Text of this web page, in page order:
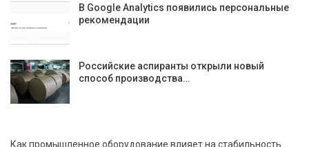
В Google Analytics появились персональные
рекомендации
Российские аспиранты открыли новый
способ производства…
Как промышленное оборудование влияет на стабильность